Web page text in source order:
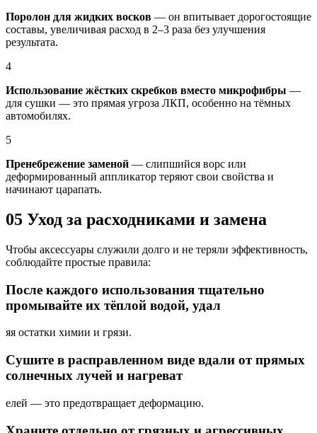
Поролон для жидких восков — он впитывает дорогостоящие
составы, увеличивая расход в 2–3 раза без улучшения
результата.
4
Использование жёстких скребков вместо микрофибры —
для сушки — это прямая угроза ЛКП, особенно на тёмных
автомобилях.
5
Пренебрежение заменой — слипшийся ворс или
деформированный аппликатор теряют свои свойства и
начинают царапать.
05 Уход за расходниками и замена
Чтобы аксессуары служили долго и не теряли эффективность,
соблюдайте простые правила:
После каждого использования тщательно
промывайте их тёплой водой, удал
яя остатки химии и грязи.
Сушите в расправленном виде вдали от прямых
солнечных лучей и нагреват
елей — это предотвращает деформацию.